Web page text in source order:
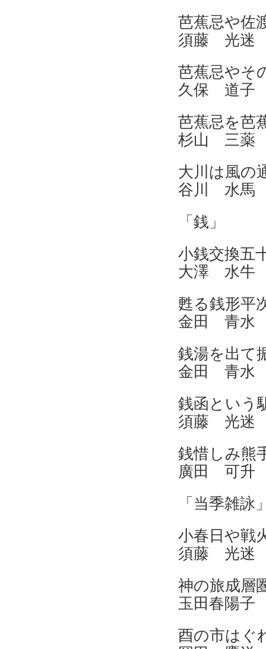
芭蕉
須藤 光迷
芭蕉忌
久保 道子
芭蕉忌
杉山 三薬
大川
谷川 水馬
「銭」
小銭
大澤 水牛
甦る
金田 青水
銭湯
金田 青水
銭函
須藤 光迷
銭惜
廣田 可升
「当季雑詠
小春
須藤 光迷
神の
玉田春陽子
酉の